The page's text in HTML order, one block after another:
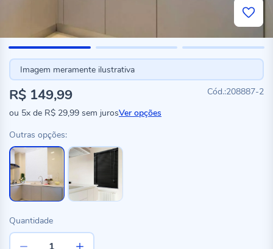
Imagem meramente ilustrativa
208887-2
R$ 149,99
ou 5x de R$ 29,99 sem jurosVer opções
Outras opções:
Quantidade